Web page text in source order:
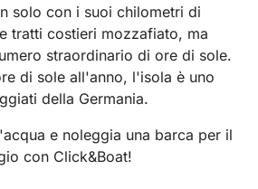
solo con i suoi chilometri di
tratti costieri mozzafiato, ma
straordinario di ore di sole.
di sole all'anno, l'isola è uno
della Germania.
e noleggia una barca per il
con Click&Boat!